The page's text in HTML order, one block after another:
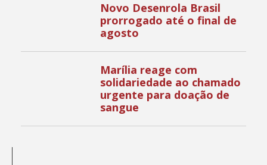
Novo Desenrola Brasil
prorrogado até o final de
agosto
Marília reage com
solidariedade ao chamado
urgente para doação de
sangue